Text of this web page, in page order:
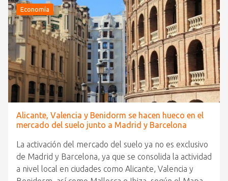
Economía
Alicante, Valencia y Benidorm se hacen hueco en el
mercado del suelo junto a Madrid y Barcelona
La activación del mercado del suelo ya no es exclusivo
de Madrid y Barcelona, ya que se consolida la actividad
a nivel local en ciudades como Alicante, Valencia y